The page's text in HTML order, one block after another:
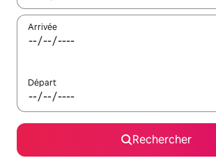
Arrivée
Départ
Rechercher